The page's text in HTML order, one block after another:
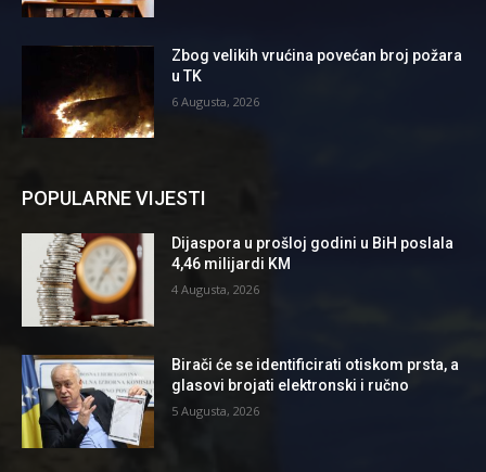
Zbog velikih vrućina povećan broj požara
u TK
6 Augusta, 2026
POPULARNE VIJESTI
Dijaspora u prošloj godini u BiH poslala
4,46 milijardi KM
4 Augusta, 2026
Birači će se identificirati otiskom prsta, a
glasovi brojati elektronski i ručno
5 Augusta, 2026